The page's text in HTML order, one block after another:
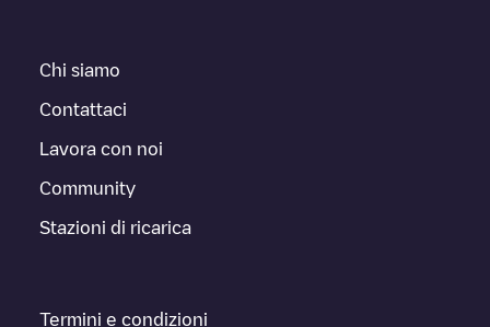
Chi siamo
Contattaci
Lavora con noi
Community
Stazioni di ricarica
Termini e condizioni